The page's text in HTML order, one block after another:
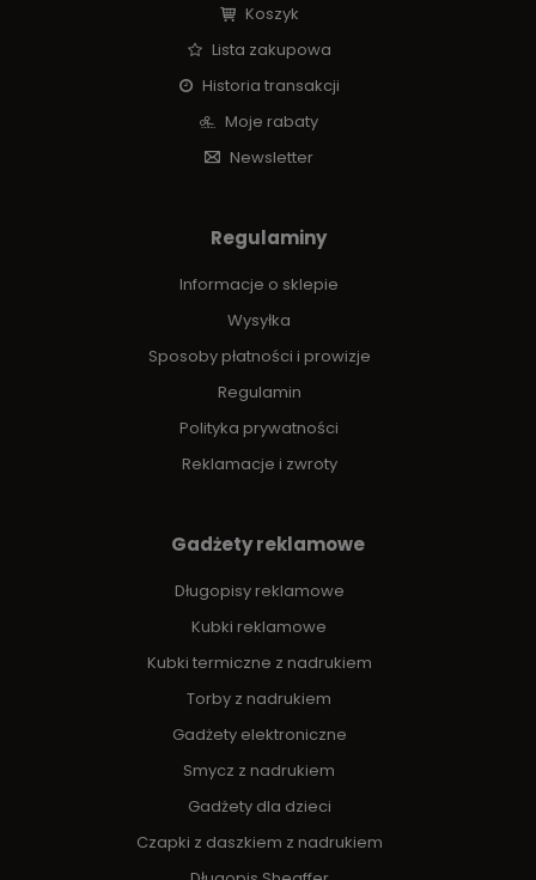
Koszyk
Lista zakupowa
Historia transakcji
Moje rabaty
Newsletter
Regulaminy
Informacje o sklepie
Wysyłka
Sposoby płatności i prowizje
Regulamin
Polityka prywatności
Reklamacje i zwroty
Gadżety reklamowe
Długopisy reklamowe
Kubki reklamowe
Kubki termiczne z nadrukiem
Torby z nadrukiem
Gadżety elektroniczne
Smycz z nadrukiem
Gadżety dla dzieci
Czapki z daszkiem z nadrukiem